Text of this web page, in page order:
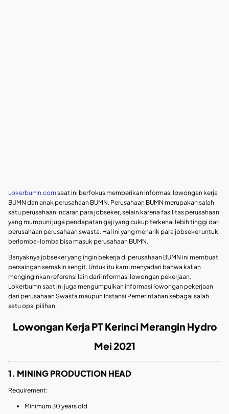
Lokerbumn.comsaat ini berfokus memberikan informasi lowongan kerja
BUMN dan anak perusahaan BUMN. Perusahaan BUMN merupakan salah
satu perusahaan incaran para jobseker, selain karena fasilitas perusahaan
yang mumpuni juga pendapatan gaji yang cukup terkenal lebih tinggi dari
perusahaan perusahaan swasta. Hal ini yang menarik para jobseker untuk
berlomba-lomba bisa masuk perusahaan BUMN.
Banyaknya jobseker yang ingin bekerja di perusahaan BUMN ini membuat
persaingan semakin sengit. Untuk itu kami menyadari bahwa kalian
menginginkan referensi lain dari informasi lowongan pekerjaan.
Lokerbumn saat ini juga mengumpulkan informasi lowongan pekerjaan
dari perusahaan Swasta maupun Instansi Pemerintahan sebagai salah
satu opsi pilihan.
Lowongan Kerja PT Kerinci Merangin Hydro
Mei 2021
1. MINING PRODUCTION HEAD
Requirement:
Minimum 30 years old